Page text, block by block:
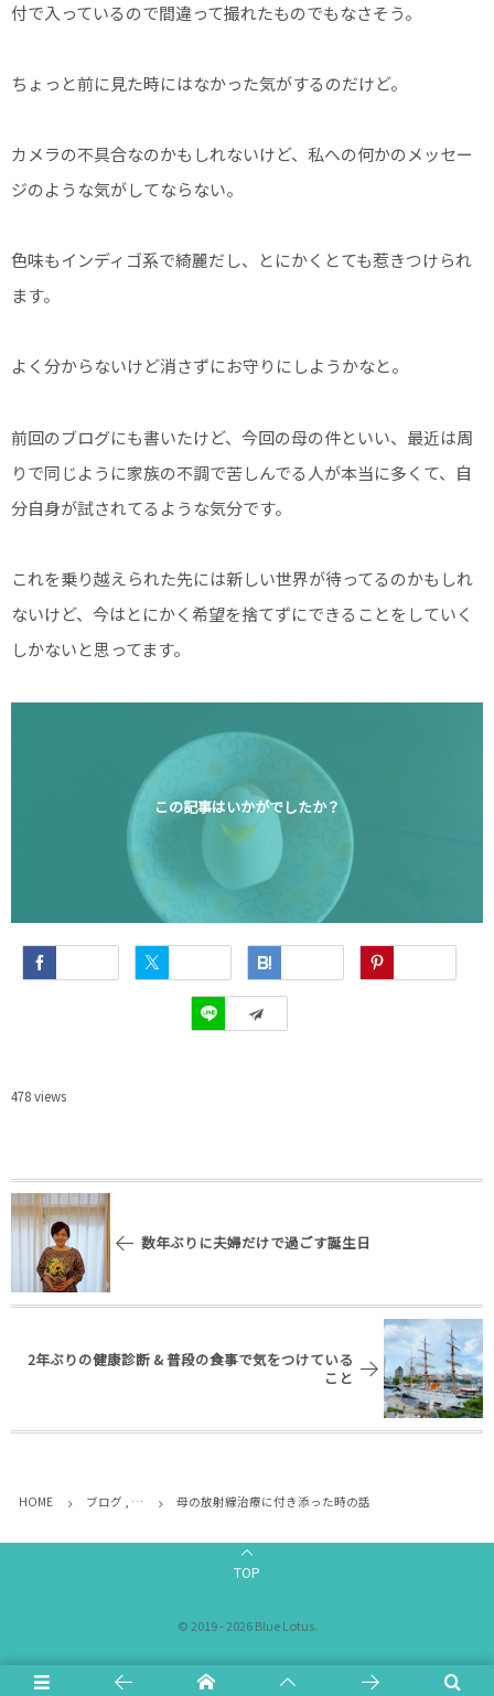
付で入っているので間違って撮れたものでもなさそう。
ちょっと前に見た時にはなかった気がするのだけど。
カメラの不具合なのかもしれないけど、私への何かのメッセー
ジのような気がしてならない。
色味もインディゴ系で綺麗だし、とにかくとても惹きつけられ
ます。
よく分からないけど消さずにお守りにしようかなと。
前回のブログにも書いたけど、今回の母の件といい、最近は周
りで同じように家族の不調で苦しんでる人が本当に多くて、自
分自身が試されてるような気分です。
これを乗り越えられた先には新しい世界が待ってるのかもしれ
ないけど、今はとにかく希望を捨てずにできることをしていく
しかないと思ってます。
この記事はいかがでしたか？
LINE
478views
数年ぶりに夫婦だけで過ごす誕生日
2年ぶりの健康診断 & 普段の食事で気をつけている
こと
HOME ブログ , … 母の放射線治療に付き添った時の話
TOP
© 2019 - 2026 Blue Lotus.